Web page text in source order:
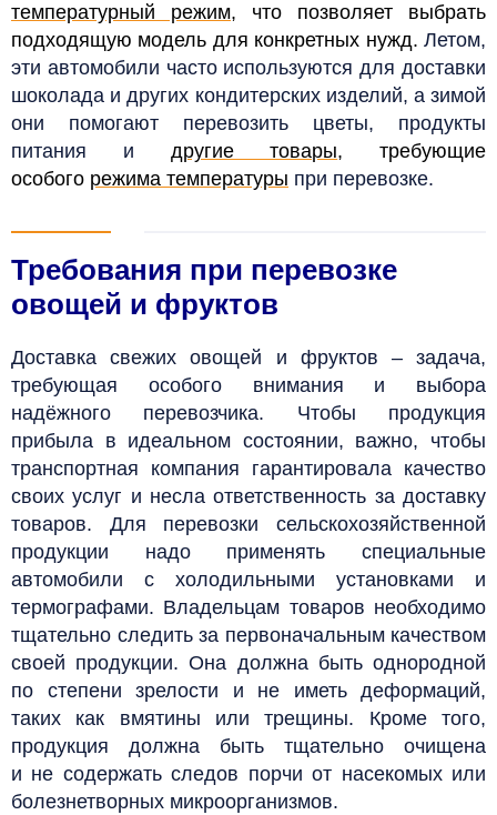
температурный режим, что позволяет выбрать
подходящую модель для конкретных нужд. Летом,
эти автомобили часто используются для доставки
шоколада и других кондитерских изделий, а зимой
они помогают перевозить цветы, продукты
питания и другие товары, требующие
особого режима температуры при перевозке.
Требования при перевозке
овощей и фруктов
Доставка свежих овощей и фруктов – задача,
требующая особого внимания и выбора
надёжного перевозчика. Чтобы продукция
прибыла в идеальном состоянии, важно, чтобы
транспортная компания гарантировала качество
своих услуг и несла ответственность за доставку
товаров. Для перевозки сельскохозяйственной
продукции надо применять специальные
автомобили с холодильными установками и
термографами. Владельцам товаров необходимо
тщательно следить за первоначальным качеством
своей продукции. Она должна быть однородной
по степени зрелости и не иметь деформаций,
таких как вмятины или трещины. Кроме того,
продукция должна быть тщательно очищена
и не содержать следов порчи от насекомых или
болезнетворных микроорганизмов.